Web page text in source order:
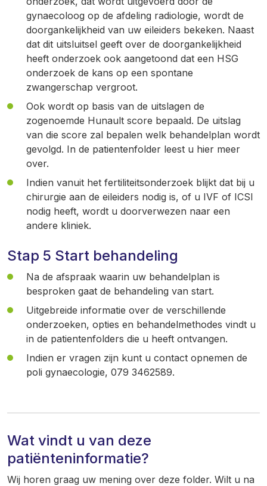
gynaecoloog op de afdeling radiologie, wordt de
doorgankelijkheid van uw eileiders bekeken. Naast
dat dit uitsluitsel geeft over de doorgankelijkheid
heeft onderzoek ook aangetoond dat een HSG
onderzoek de kans op een spontane
zwangerschap vergroot.
Ook wordt op basis van de uitslagen de
zogenoemde Hunault score bepaald. De uitslag
van die score zal bepalen welk behandelplan wordt
gevolgd. In de patientenfolder leest u hier meer
over.
Indien vanuit het fertiliteitsonderzoek blijkt dat bij u
chirurgie aan de eileiders nodig is, of u IVF of ICSI
nodig heeft, wordt u doorverwezen naar een
andere kliniek.
Stap 5 Start behandeling
Na de afspraak waarin uw behandelplan is
besproken gaat de behandeling van start.
Uitgebreide informatie over de verschillende
onderzoeken, opties en behandelmethodes vindt u
in de patientenfolders die u heeft ontvangen.
Indien er vragen zijn kunt u contact opnemen de
poli gynaecologie, 079 3462589.
Wat vindt u van deze
patiënteninformatie?
Wij horen graag uw mening over deze folder. Wilt u na